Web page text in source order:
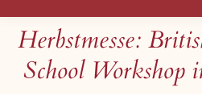
Herbstmesse:
School Workshop
Sie befinden sich